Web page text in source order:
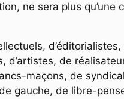
ne sera plus qu’une
de
maçons, de
gauche, de libre-